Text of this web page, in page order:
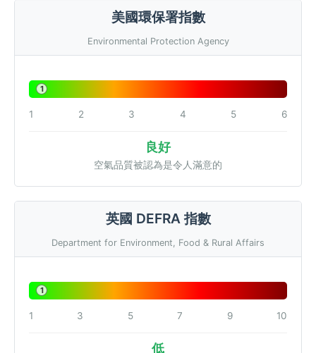
美國環保署指數
Environmental Protection Agency
1
1 2 3 4 5 6
良好
空氣品質被認為是令人滿意的
英國 DEFRA 指數
Department for Environment, Food & Rural Affairs
1
1 3 5 7 9 10
低